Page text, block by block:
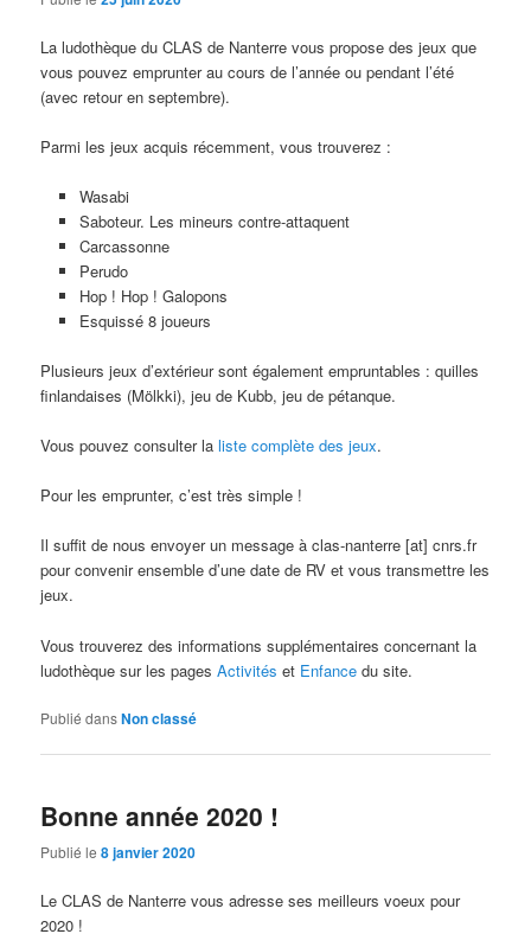
La ludothèque du CLAS de Nanterre vous propose des jeux que
vous pouvez emprunter au cours de l’année ou pendant l’été
(avec retour en septembre).
Parmi les jeux acquis récemment, vous trouverez :
Wasabi
Saboteur. Les mineurs contre-attaquent
Carcassonne
Perudo
Hop ! Hop ! Galopons
Esquissé 8 joueurs
Plusieurs jeux d’extérieur sont également empruntables : quilles
finlandaises (Mölkki), jeu de Kubb, jeu de pétanque.
Vous pouvez consulter laliste complète des jeux.
Pour les emprunter, c’est très simple !
Il suffit de nous envoyer un message à clas-nanterre [at] cnrs.fr
pour convenir ensemble d’une date de RV et vous transmettre les
jeux.
Vous trouverez des informations supplémentaires concernant la
ludothèque sur les pagesActivités et Enfance du site.
Publié dansNon classé
Bonne année 2020 !
Publié le8 janvier 2020
Le CLAS de Nanterre vous adresse ses meilleurs voeux pour
2020 !